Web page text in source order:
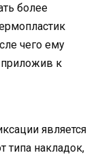
более
чего ему
к
является
типа накладок,